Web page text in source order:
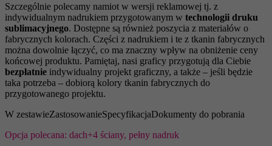
Szczególnie polecamy namiot w wersji reklamowej tj. z
indywidualnym nadrukiem przygotowanym w technologii druku
sublimacyjnego. Dostępne są również poszycia z materiałów o
fabrycznych kolorach. Części z nadrukiem i te z tkanin fabrycznych
można dowolnie łączyć, co ma znaczny wpływ na obniżenie ceny
końcowej produktu. Pamiętaj, nasi graficy przygotują dla Ciebie
bezpłatnie indywidualny projekt graficzny, a także – jeśli będzie
taka potrzeba – dobiorą kolory tkanin fabrycznych do
przygotowanego projektu.
W zestawieZastosowanieSpecyfikacjaDokumenty do pobrania
Opcja polecana: dach+4 ściany, pełny nadruk